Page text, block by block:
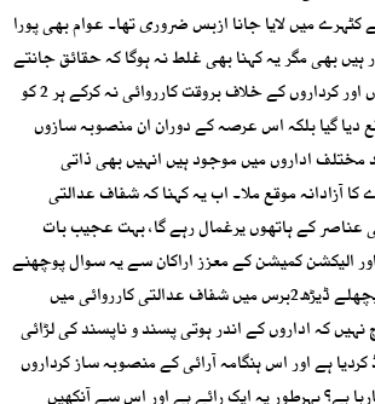
کٹہرے میں لایا جانا ازبس ضروری تھا۔ عوام بھی پورا
بھی مگر یہ کہنا بھی غلط نہ ہوگا کہ حقائق جانتے
ہوئے بھی منصوبہ سازوں اور کرداروں کے خلاف بروقت کارروائی نہ کرکے ہر 2 کو
دیا گیا بلکہ اس عرصہ کے دوران ان منصوبہ سازوں
مختلف اداروں میں موجود ہیں انہیں بھی ذاتی
آزادانہ موقع ملا۔ اب یہ کہنا کہ شفاف عدالتی
کے ہاتھوں یرغمال رہے گا، بہت عجیب بات
الیکشن کمیشن کے معزز اراکان سے یہ سوال پوچھنے
میں حق بجانب ہیں کہ پچھلے ڈیڑھ2برس میں شفاف عدالتی کارروائی میں
نہیں کہ اداروں کے اندر ہوتی پسند و ناپسند کی لڑائی
ہے اور اس ہنگامہ آرائی کے منصوبہ ساز کرداروں